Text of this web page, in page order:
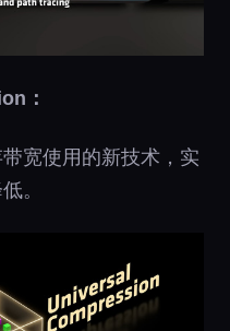
：
宽使用的新技术，实
。